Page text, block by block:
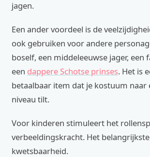
jagen.
Een ander voordeel is de
ook gebruiken voor andere
boself, een middeleeuwse jager, een
een dappere Schotse prinses. Het is
betaalbaar item dat je kostuum naar
niveau tilt.
Voor kinderen stimuleert het
verbeeldingskracht. Het
kwetsbaarheid.